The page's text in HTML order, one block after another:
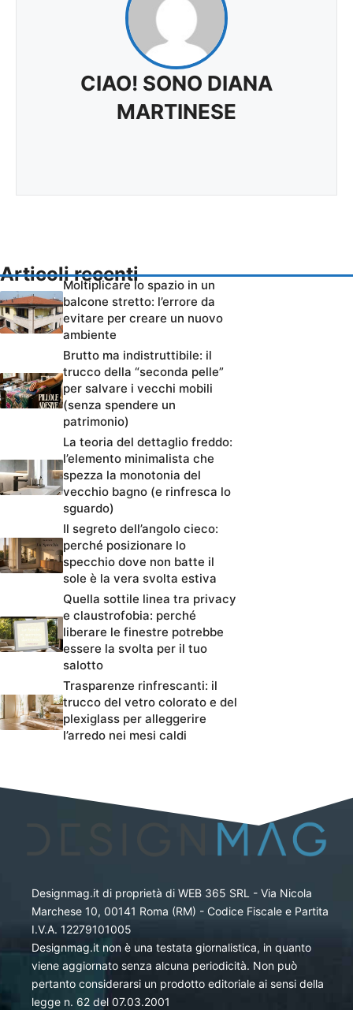
CIAO! SONO DIANA
MARTINESE
Articoli recenti
Moltiplicare lo spazio in un
balcone stretto: l’errore da
evitare per creare un nuovo
ambiente
Brutto ma indistruttibile: il
trucco della “seconda pelle”
per salvare i vecchi mobili
(senza spendere un
patrimonio)
La teoria del dettaglio freddo:
l’elemento minimalista che
spezza la monotonia del
vecchio bagno (e rinfresca lo
sguardo)
Il segreto dell’angolo cieco:
perché posizionare lo
specchio dove non batte il
sole è la vera svolta estiva
Quella sottile linea tra privacy
e claustrofobia: perché
liberare le finestre potrebbe
essere la svolta per il tuo
salotto
Trasparenze rinfrescanti: il
trucco del vetro colorato e del
plexiglass per alleggerire
l’arredo nei mesi caldi
Designmag.it di proprietà di WEB 365 SRL - Via Nicola
Marchese 10, 00141 Roma (RM) - Codice Fiscale e Partita
I.V.A. 12279101005
Designmag.it non è una testata giornalistica, in quanto
viene aggiornato senza alcuna periodicità. Non può
pertanto considerarsi un prodotto editoriale ai sensi della
legge n. 62 del 07.03.2001